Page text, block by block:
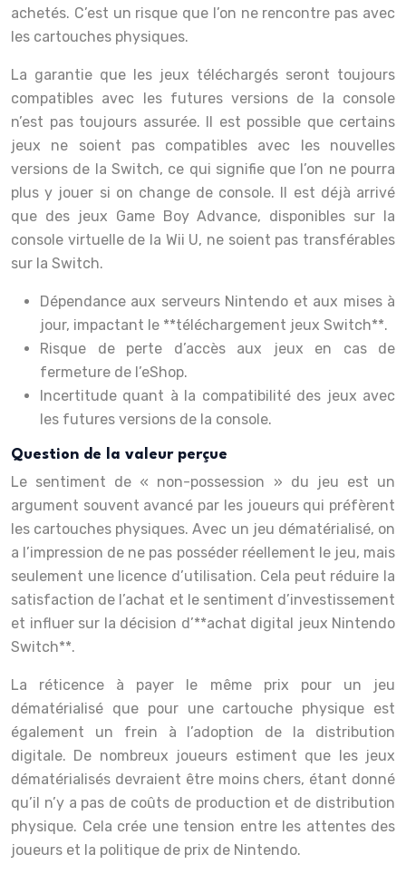
achetés. C’est un risque que l’on ne rencontre pas avec
les cartouches physiques.
La garantie que les jeux téléchargés seront toujours
compatibles avec les futures versions de la console
n’est pas toujours assurée. Il est possible que certains
jeux ne soient pas compatibles avec les nouvelles
versions de la Switch, ce qui signifie que l’on ne pourra
plus y jouer si on change de console. Il est déjà arrivé
que des jeux Game Boy Advance, disponibles sur la
console virtuelle de la Wii U, ne soient pas transférables
sur la Switch.
Dépendance aux serveurs Nintendo et aux mises à
jour, impactant le **téléchargement jeux Switch**.
Risque de perte d’accès aux jeux en cas de
fermeture de l’eShop.
Incertitude quant à la compatibilité des jeux avec
les futures versions de la console.
Question de la valeur perçue
Le sentiment de « non-possession » du jeu est un
argument souvent avancé par les joueurs qui préfèrent
les cartouches physiques. Avec un jeu dématérialisé, on
a l’impression de ne pas posséder réellement le jeu, mais
seulement une licence d’utilisation. Cela peut réduire la
satisfaction de l’achat et le sentiment d’investissement
et influer sur la décision d’**achat digital jeux Nintendo
Switch**.
La réticence à payer le même prix pour un jeu
dématérialisé que pour une cartouche physique est
également un frein à l’adoption de la distribution
digitale. De nombreux joueurs estiment que les jeux
dématérialisés devraient être moins chers, étant donné
qu’il n’y a pas de coûts de production et de distribution
physique. Cela crée une tension entre les attentes des
joueurs et la politique de prix de Nintendo.